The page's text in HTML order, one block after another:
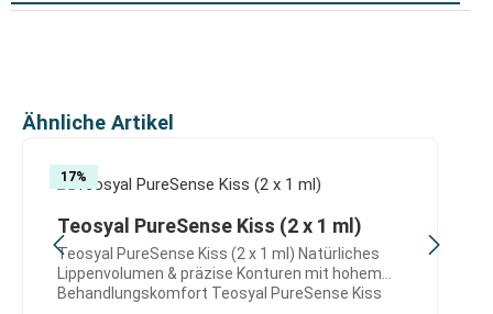
Produktgalerie überspringen
Ähnliche Artikel
17%
Teosyal PureSense Kiss (2 x 1 ml)
Teosyal PureSense Kiss (2 x 1 ml) Natürliches
Lippenvolumen & präzise Konturen mit hohem
Behandlungskomfort Teosyal PureSense Kiss